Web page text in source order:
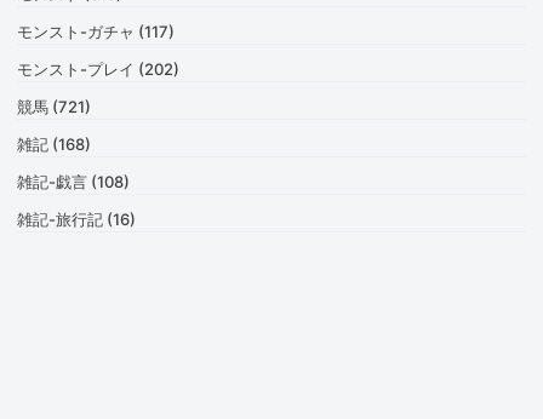
モンスト-ガチャ (117)
モンスト-プレイ (202)
競馬 (721)
雑記 (168)
雑記-戯言 (108)
雑記-旅行記 (16)